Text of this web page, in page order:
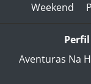
Weekend
Aventuras Na